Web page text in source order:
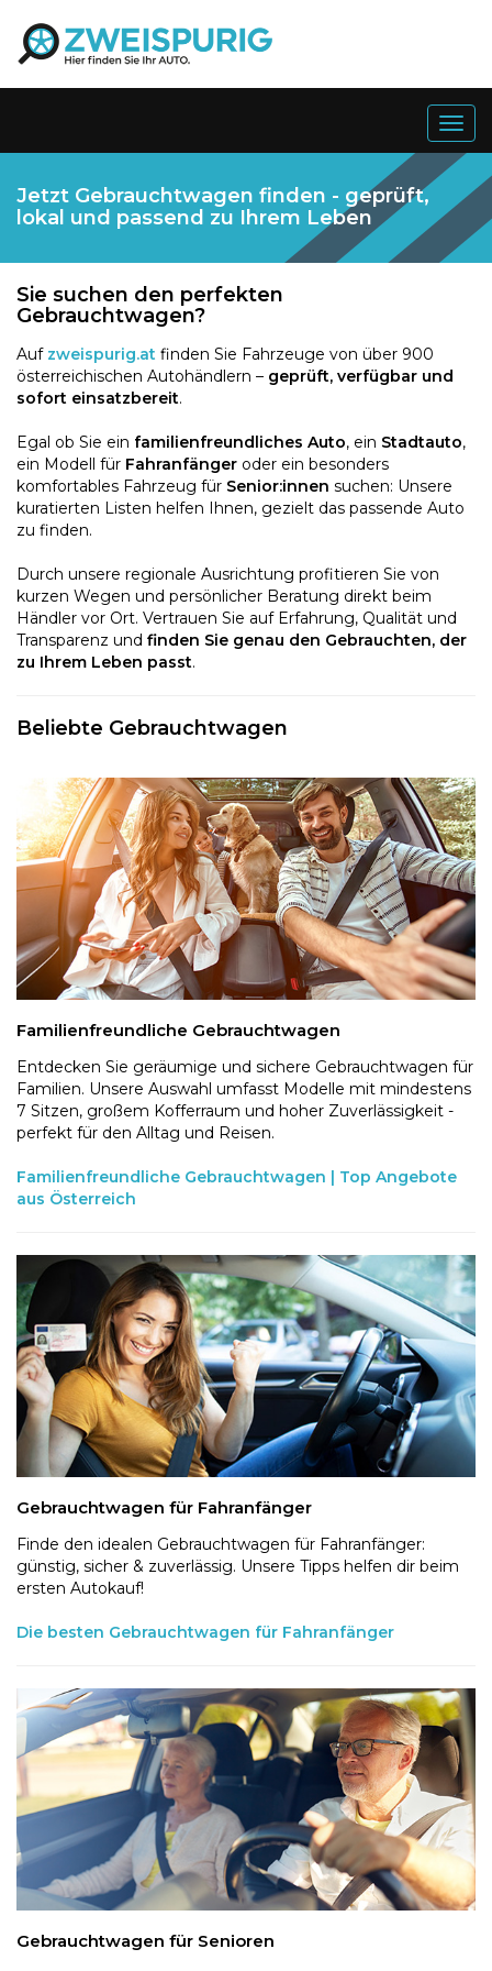
Jetzt Gebrauchtwagen finden - geprüft,
lokal und passend zu Ihrem Leben
Sie suchen den perfekten
Gebrauchtwagen?
Auf zweispurig.at finden Sie Fahrzeuge von über 900
österreichischen Autohändlern – geprüft, verfügbar und
sofort einsatzbereit.
Egal ob Sie ein familienfreundliches Auto, ein Stadtauto,
ein Modell für Fahranfänger oder ein besonders
komfortables Fahrzeug für Senior:innen suchen: Unsere
kuratierten Listen helfen Ihnen, gezielt das passende Auto
zu finden.
Durch unsere regionale Ausrichtung profitieren Sie von
kurzen Wegen und persönlicher Beratung direkt beim
Händler vor Ort. Vertrauen Sie auf Erfahrung, Qualität und
Transparenz und finden Sie genau den Gebrauchten, der
zu Ihrem Leben passt.
Beliebte Gebrauchtwagen
Familienfreundliche Gebrauchtwagen
Entdecken Sie geräumige und sichere Gebrauchtwagen für
Familien. Unsere Auswahl umfasst Modelle mit mindestens
7 Sitzen, großem Kofferraum und hoher Zuverlässigkeit -
perfekt für den Alltag und Reisen.
Familienfreundliche Gebrauchtwagen | Top Angebote
aus Österreich
Gebrauchtwagen für Fahranfänger
Finde den idealen Gebrauchtwagen für Fahranfänger:
günstig, sicher & zuverlässig. Unsere Tipps helfen dir beim
ersten Autokauf!
Die besten Gebrauchtwagen für Fahranfänger
Gebrauchtwagen für Senioren